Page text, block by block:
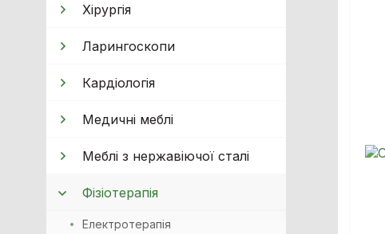
Хiрургiя
Ларингоскопи
Кардiологiя
Медичні меблі
Меблі з нержавіючої сталі
Фізіотерапія
Електротерапiя